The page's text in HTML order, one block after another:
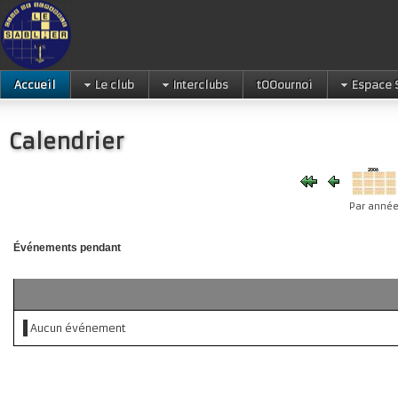
Accueil Le club Interclubs tOOournoi Espace
Calendrier
Par année
Événements pendant
Aucun événement